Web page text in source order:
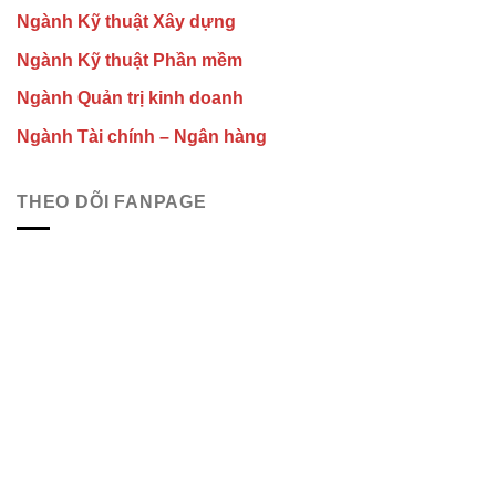
Ngành Kỹ thuật Xây dựng
Ngành Kỹ thuật Phần mềm
Ngành Quản trị kinh doanh
Ngành Tài chính – Ngân hàng
THEO DÕI FANPAGE